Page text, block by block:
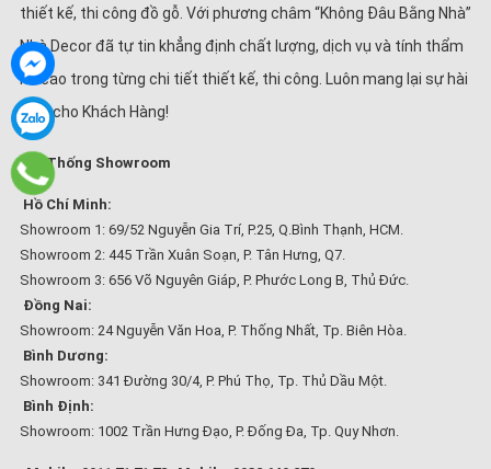
thiết kế, thi công đồ gỗ. Với phương châm “Không Đâu Bằng Nhà”
Nhà Decor đã tự tin khẳng định chất lượng, dịch vụ và tính thẩm
mĩ cao trong từng chi tiết thiết kế, thi công. Luôn mang lại sự hài
lòng cho Khách Hàng!
Hệ Thống Showroom
Hồ Chí Minh:
Showroom 1: 69/52 Nguyễn Gia Trí, P.25, Q.Bình Thạnh, HCM.
Showroom 2: 445 Trần Xuân Soạn, P. Tân Hưng, Q7.
Showroom 3: 656 Võ Nguyên Giáp, P. Phước Long B, Thủ Đức.
Đồng Nai:
Showroom: 24 Nguyễn Văn Hoa, P. Thống Nhất, Tp. Biên Hòa.
Bình Dương:
Showroom: 341 Đường 30/4, P. Phú Thọ, Tp. Thủ Dầu Một.
Bình Định:
Showroom: 1002 Trần Hưng Đạo, P. Đống Đa, Tp. Quy Nhơn.